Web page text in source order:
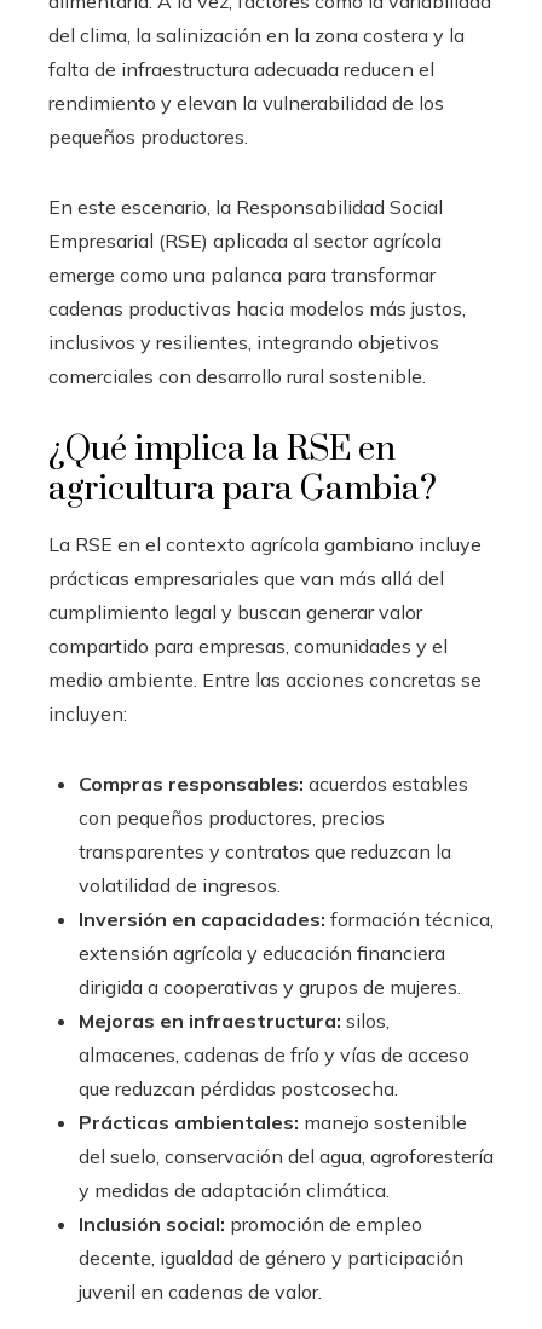
del clima, la salinización en la zona costera y la
falta de infraestructura adecuada reducen el
rendimiento y elevan la vulnerabilidad de los
pequeños productores.
En este escenario, la Responsabilidad Social
Empresarial (RSE) aplicada al sector agrícola
emerge como una palanca para transformar
cadenas productivas hacia modelos más justos,
inclusivos y resilientes, integrando objetivos
comerciales con desarrollo rural sostenible.
¿Qué implica la RSE en
agricultura para Gambia?
La RSE en el contexto agrícola gambiano incluye
prácticas empresariales que van más allá del
cumplimiento legal y buscan generar valor
compartido para empresas, comunidades y el
medio ambiente. Entre las acciones concretas se
incluyen:
Compras responsables: acuerdos estables
con pequeños productores, precios
transparentes y contratos que reduzcan la
volatilidad de ingresos.
Inversión en capacidades: formación técnica,
extensión agrícola y educación financiera
dirigida a cooperativas y grupos de mujeres.
Mejoras en infraestructura: silos,
almacenes, cadenas de frío y vías de acceso
que reduzcan pérdidas postcosecha.
Prácticas ambientales: manejo sostenible
del suelo, conservación del agua, agroforestería
y medidas de adaptación climática.
Inclusión social: promoción de empleo
decente, igualdad de género y participación
juvenil en cadenas de valor.